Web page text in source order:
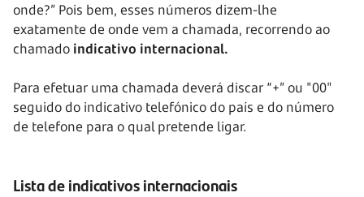
onde?” Pois bem, esses números dizem-lhe
exatamente de onde vem a chamada, recorrendo ao
chamado indicativo internacional.
Para efetuar uma chamada deverá discar “+” ou "00"
seguido do indicativo telefónico do país e do número
de telefone para o qual pretende ligar.
Lista de indicativos internacionais